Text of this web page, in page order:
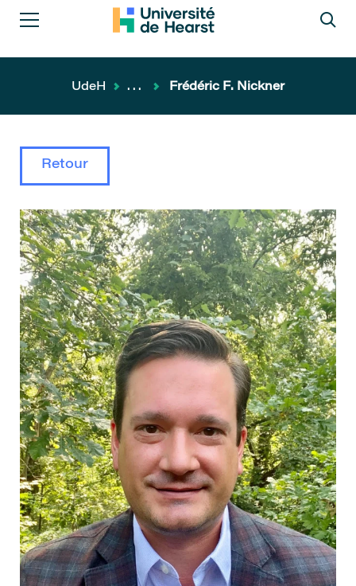
UdeH ... Frédéric F. Nickner
Retour